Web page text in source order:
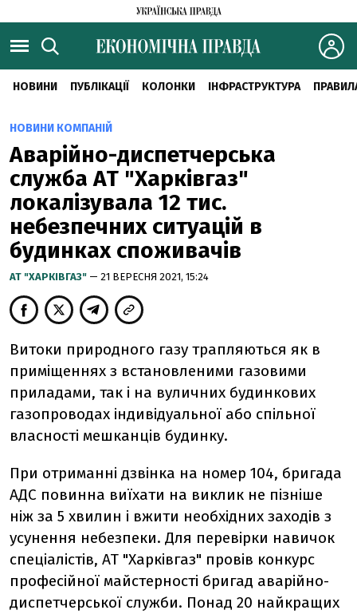
НОВИНИ ПУБЛІКАЦІЇ КОЛОНКИ ІНФРАСТРУКТУРА
НОВИНИ КОМПАНІЙ
Аварійно-диспетчерська
служба АТ "Харківгаз"
локалізувала 12 тис.
небезпечних ситуацій в
будинках споживачів
АТ "ХАРКІВГАЗ" — 21 ВЕРЕСНЯ 2021, 15:24
Витоки природного газу трапляються як в
приміщеннях з встановленими газовими
приладами, так і на вуличних будинкових
газопроводах індивідуальної або спільної
власності мешканців будинку.
При отриманні дзвінка на номер 104, бригада
АДС повинна виїхати на виклик не пізніше
ніж за 5 хвилин і вжити необхідних заходів з
усунення небезпеки. Для перевірки навичок
спеціалістів, АТ "Харківгаз" провів конкурс
професійної майстерності бригад аварійно-
диспетчерської служби. Понад 20 найкращих